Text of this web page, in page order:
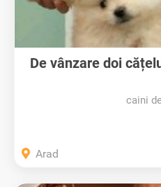
De vânzare doi
caini
Arad